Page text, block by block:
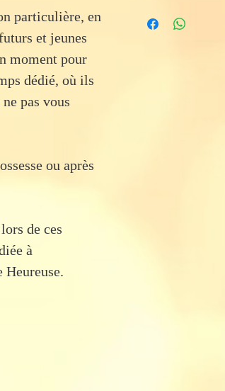
particulière, en
et jeunes
moment pour
dédié, où ils
pas vous
ou après
de ces
à
Heureuse.
domicile (25km
considéré comme